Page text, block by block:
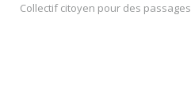
Collectif citoyen pour des